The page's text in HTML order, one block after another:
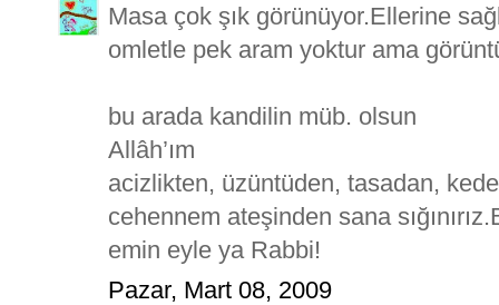
Masa çok şık görünüyor.Ellerine
omletle pek aram yoktur ama
bu arada kandilin müb. olsun
Allâh’ım
acizlikten, üzüntüden, tasadan,
cehennem ateşinden sana
emin eyle ya Rabbi!
Pazar, Mart 08, 2009